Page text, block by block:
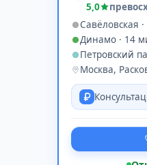
5,0
Савёловская
Динамо · 14
Петровский
Москва,